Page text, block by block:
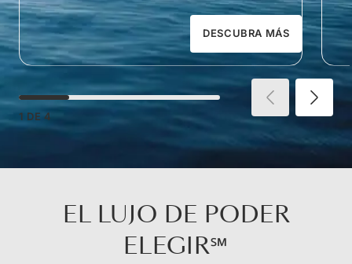
DESCUBRA MÁS
1 DE 4
EL LUJO DE PODER
ELEGIR℠